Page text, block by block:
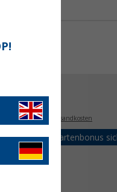
€
inkl. MwSt.,zzgl. Versandkosten
5% Vorteilskartenbonus